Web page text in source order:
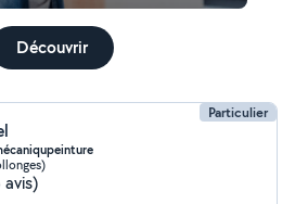
Découvrir
Particulier
avis)